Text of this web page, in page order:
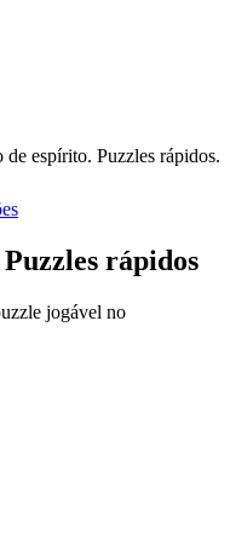
espírito. Puzzles rápidos.
rápidos
jogável no